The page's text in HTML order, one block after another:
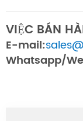
VIỆC BÁN
E-mail:
Whatsapp/